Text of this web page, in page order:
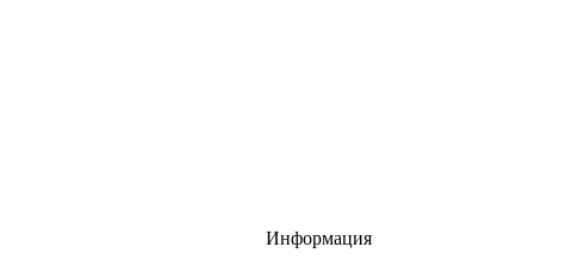
Информация